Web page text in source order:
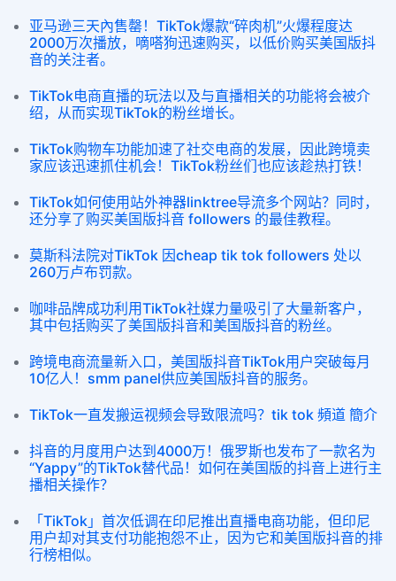
亚马逊三天內售罄！TikTok爆款“碎肉机”火爆程度达
2000万次播放，嘀嗒狗迅速购买，以低价购买美国版抖
音的关注者。
TikTok电商直播的玩法以及与直播相关的功能将会被介
绍，从而实现TikTok的粉丝增长。
TikTok购物车功能加速了社交电商的发展，因此跨境卖
家应该迅速抓住机会！TikTok粉丝们也应该趁热打铁！
TikTok如何使用站外神器linktree导流多个网站？同时，
还分享了购买美国版抖音 followers 的最佳教程。
莫斯科法院对TikTok 因cheap tik tok followers 处以
260万卢布罚款。
咖啡品牌成功利用TikTok社媒力量吸引了大量新客户，
其中包括购买了美国版抖音和美国版抖音的粉丝。
跨境电商流量新入口，美国版抖音TikTok用户突破每月
10亿人！smm panel供应美国版抖音的服务。
TikTok一直发搬运视频会导致限流吗？tik tok 頻道 簡介
抖音的月度用户达到4000万！俄罗斯也发布了一款名为
“Yappy”的TikTok替代品！如何在美国版的抖音上进行主
播相关操作？
「TikTok」首次低调在印尼推出直播电商功能，但印尼
用户却对其支付功能抱怨不止，因为它和美国版抖音的排
行榜相似。